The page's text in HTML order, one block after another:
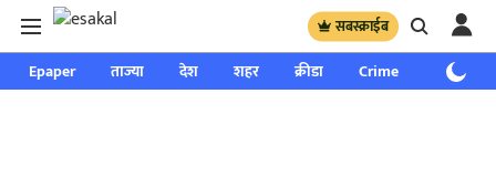
सबस्क्राईब
Epaper ताज्या देश शहर क्रीडा Crime साप्ताहिक